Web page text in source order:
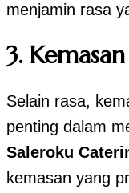
menjamin rasa
3.
Selain rasa,
penting dalam
Saleroku
kemasan yang